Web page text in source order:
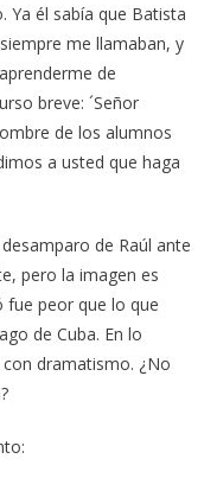
Ya él sabía que Batista
me llamaban, y
de
breve: ´Señor
de los alumnos
a usted que haga
de Raúl ante
pero la imagen es
fue peor que lo que
de Cuba. En lo
dramatismo. ¿No